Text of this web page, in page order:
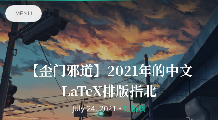
MENU
【歪门邪道】2021年的中文
LaTeX排版指北
July 24, 2021 •瞎折腾